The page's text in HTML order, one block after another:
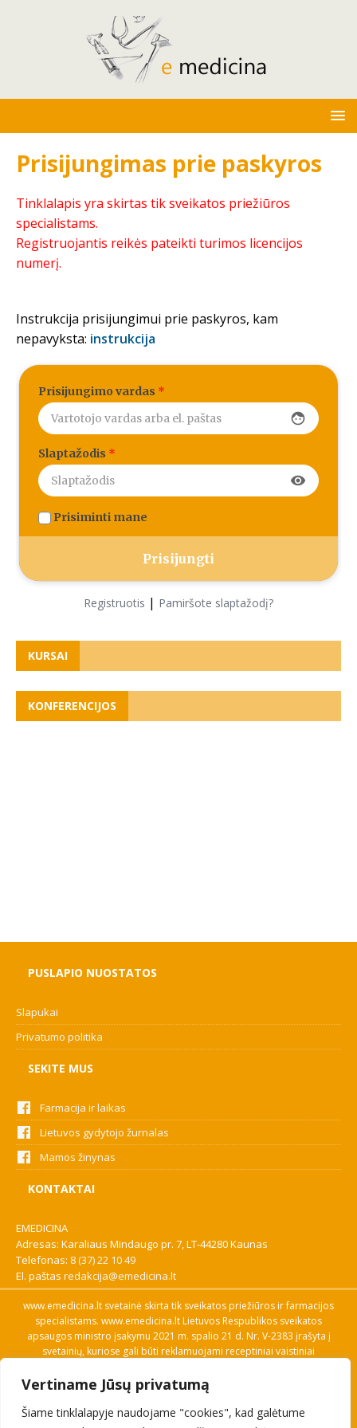
Vertiname Jūsų privatumą
Šiame tinklalapyje naudojame "cookies", kad galėtume
Prisijungimas prie paskyros
Tinklalapis yra skirtas tik sveikatos priežiūros
specialistams.
Registruojantis reikės pateikti turimos licencijos
numerį.
Instrukcija prisijungimui prie paskyros, kam
nepavyksta: instrukcija
Prisijungimo vardas *
face
Slaptažodis *
visibility
Prisiminti mane
Registruotis | Pamiršote slaptažodį?
KURSAI
KONFERENCIJOS
PUSLAPIO NUOSTATOS
Slapukai
Privatumo politika
SEKITE MUS
Farmacija ir laikas
Lietuvos gydytojo žurnalas
Mamos žinynas
KONTAKTAI
EMEDICINA
Adresas: Karaliaus Mindaugo pr. 7, LT-44280 Kaunas
Telefonas: 8 (37) 22 10 49
El. paštas redakcija@emedicina.lt
www.emedicina.lt svetainė skirta tik sveikatos priežiūros ir farmacijos
specialistams. www.emedicina.lt Lietuvos Respublikos sveikatos
apsaugos ministro įsakymu 2021 m. spalio 21 d. Nr. V-2383 įrašyta į
svetainių, kuriose gali būti reklamuojami receptiniai vaistiniai
savo profesinę kvalifikaciją. Naudingos nuorodos: Vaistų ir medicinos
pagalbos priemonių kainų paieška, VVKT tinklalapis, Sveikatos
priežiūros ar farmacijos specialisto pranešimo apie įtariamą